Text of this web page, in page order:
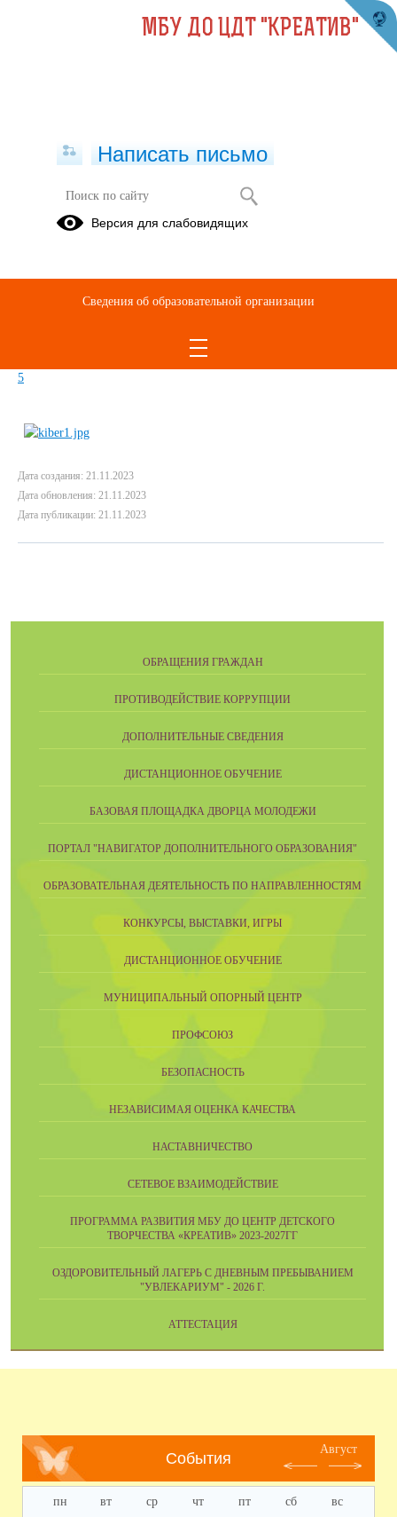
Осторожно мошенники!!!
Посмотри
https://vk.com/cdt_kreativ_bgd?z=video-
177449915_456239410%2F75fab768a4f94cfbbf%2Fpl_wall_-17744991
5
Дата создания: 21.11.2023
Дата обновления: 21.11.2023
Дата публикации: 21.11.2023
ОБРАЩЕНИЯ ГРАЖДАН
ПРОТИВОДЕЙСТВИЕ КОРРУПЦИИ
ДОПОЛНИТЕЛЬНЫЕ СВЕДЕНИЯ
ДИСТАНЦИОННОЕ ОБУЧЕНИЕ
БАЗОВАЯ ПЛОЩАДКА ДВОРЦА МОЛОДЕЖИ
ПОРТАЛ "НАВИГАТОР ДОПОЛНИТЕЛЬНОГО ОБРАЗОВАНИЯ"
ОБРАЗОВАТЕЛЬНАЯ ДЕЯТЕЛЬНОСТЬ ПО НАПРАВЛЕННОСТЯМ
КОНКУРСЫ, ВЫСТАВКИ, ИГРЫ
ДИСТАНЦИОННОЕ ОБУЧЕНИЕ
МУНИЦИПАЛЬНЫЙ ОПОРНЫЙ ЦЕНТР
ПРОФСОЮЗ
БЕЗОПАСНОСТЬ
НЕЗАВИСИМАЯ ОЦЕНКА КАЧЕСТВА
НАСТАВНИЧЕСТВО
СЕТЕВОЕ ВЗАИМОДЕЙСТВИЕ
ПРОГРАММА РАЗВИТИЯ МБУ ДО ЦЕНТР ДЕТСКОГО
ТВОРЧЕСТВА «КРЕАТИВ» 2023-2027ГГ
ОЗДОРОВИТЕЛЬНЫЙ ЛАГЕРЬ С ДНЕВНЫМ ПРЕБЫВАНИЕМ
"УВЛЕКАРИУМ" - 2026 Г.
АТТЕСТАЦИЯ
События
Август
пн вт ср чт пт сб вс
МБУ ДО ЦДТ "КРЕАТИВ"
Написать письмо
Версия для слабовидящих
Сведения об образовательной организации